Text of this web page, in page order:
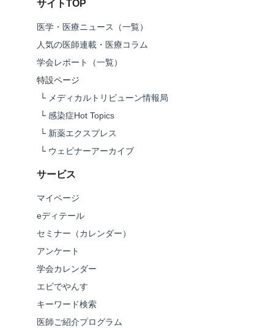
サイトTOP
医学・医療ニュース（一覧）
人気の医師連載・医療コラム
学会レポート（一覧）
特設ページ
└ メディカルトリビューン情報局
└ 感染症Hot Topics
└ 新薬エクスプレス
└ ウェビナーアーカイブ
サービス
マイページ
eディテール
セミナー（カレンダー）
アンケート
学会カレンダー
エビでやんす
キーワード検索
医師ご紹介プログラム